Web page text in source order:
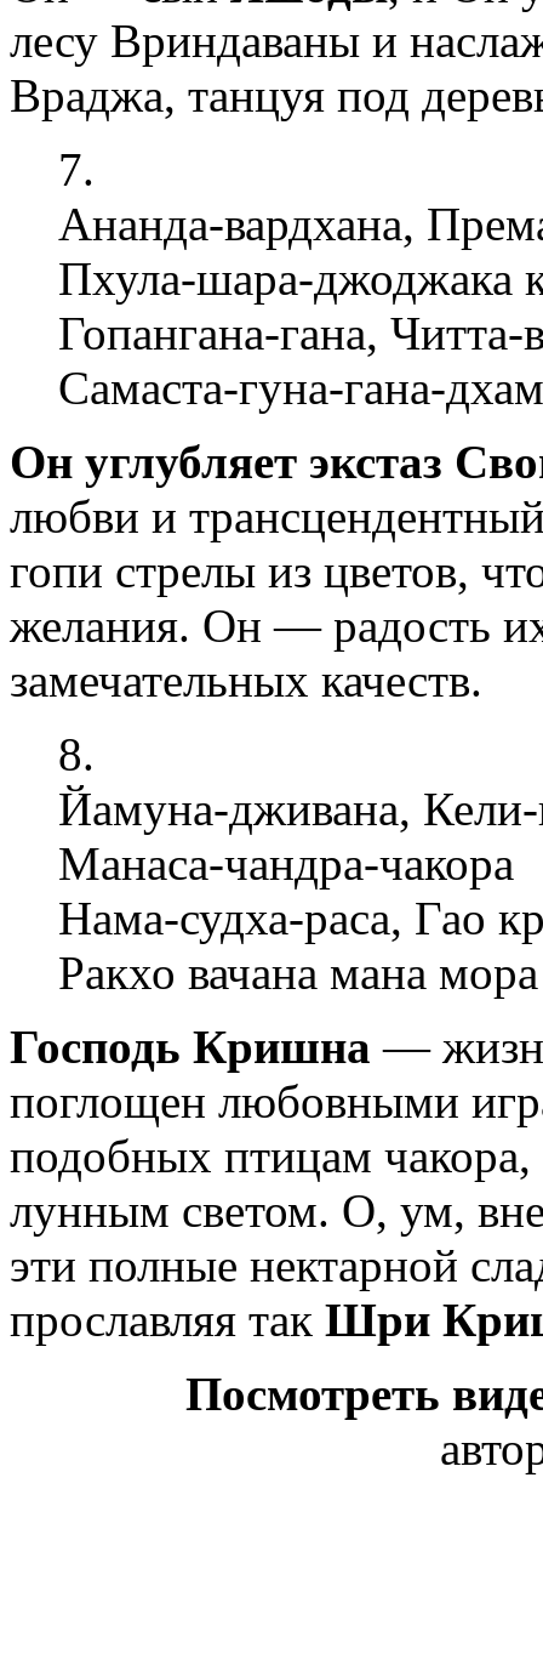
лесу Вриндаваны и
Враджа, танцуя под
7.
Ананда-вардхана,
Пхула-шара-джоджака
Гопангана-гана, Читта-
Самаста-гуна-гана-
Он углубляет экстаз
любви и
гопи стрелы из цветов,
желания. Он — радость
замечательных качеств.
8.
Йамуна-дживана, Кели-
Манаса-чандра-чакора
Нама-судха-раса, Гао
Ракхо вачана мана мора
Господь Кришна —
поглощен любовными
подобных птицам
лунным светом. О, ум,
эти полные нектарной
прославляя так Шри
Посмотреть